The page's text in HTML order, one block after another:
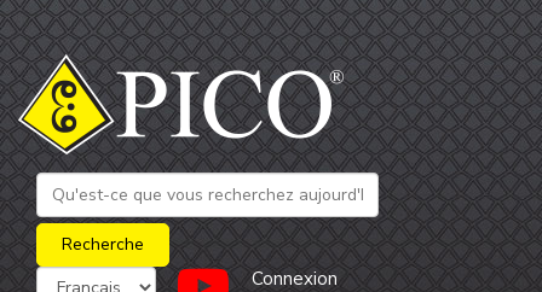
Connexion